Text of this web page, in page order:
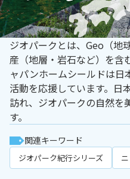
ジオパークとは、Geo（地
産（地層・岩石など）を含
ャパンホームシールドは日
活動を応援しています。日
訪れ、ジオパークの自然を
す。
関連キーワード
ジオパーク紀行シリーズ